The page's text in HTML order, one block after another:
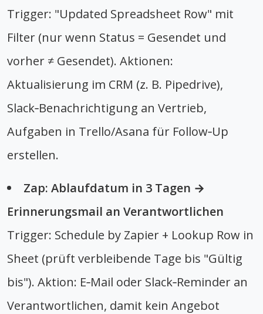
Trigger: "Updated Spreadsheet Row" mit
Filter (nur wenn Status = Gesendet und
vorher ≠ Gesendet). Aktionen:
Aktualisierung im CRM (z. B. Pipedrive),
Slack‑Benachrichtigung an Vertrieb,
Aufgaben in Trello/Asana für Follow‑Up
erstellen.
Zap: Ablaufdatum in 3 Tagen →
Erinnerungsmail an Verantwortlichen
Trigger: Schedule by Zapier + Lookup Row in
Sheet (prüft verbleibende Tage bis "Gültig
bis"). Aktion: E‑Mail oder Slack‑Reminder an
Verantwortlichen, damit kein Angebot